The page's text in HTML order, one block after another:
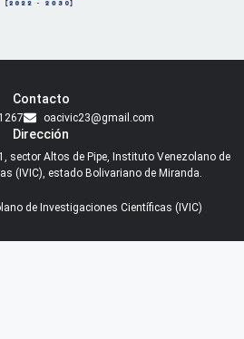
Contacto
oacivic23@gmail.com
Dirección
sector Altos de Pipe, Instituto Venezolano de
(IVIC), estado Bolivariano de Miranda.
de Investigaciones Científicas (IVIC)